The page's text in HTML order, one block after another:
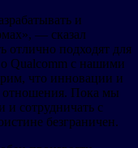
и
— сказал
отлично подходят для
Qualcomm с нашими
что инновации и
отношения. Пока мы
и сотрудничать с
безграничен.